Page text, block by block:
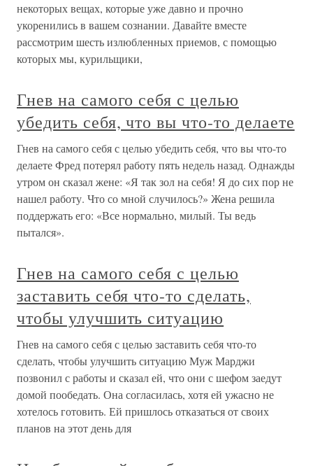
некоторых вещах, которые уже давно и прочно
укоренились в вашем сознании. Давайте вместе
рассмотрим шесть излюбленных приемов, с помощью
которых мы, курильщики,
Гнев на самого себя с целью
убедить себя, что вы что-то делаете
Гнев на самого себя с целью убедить себя, что вы что-то
делаете Фред потерял работу пять недель назад. Однажды
утром он сказал жене: «Я так зол на себя! Я до сих пор не
нашел работу. Что со мной случилось?» Жена решила
поддержать его: «Все нормально, милый. Ты ведь
пытался».
Гнев на самого себя с целью
заставить себя что-то сделать,
чтобы улучшить ситуацию
Гнев на самого себя с целью заставить себя что-то
сделать, чтобы улучшить ситуацию Муж Марджи
позвонил с работы и сказал ей, что они с шефом заедут
домой пообедать. Она согласилась, хотя ей ужасно не
хотелось готовить. Ей пришлось отказаться от своих
планов на этот день для